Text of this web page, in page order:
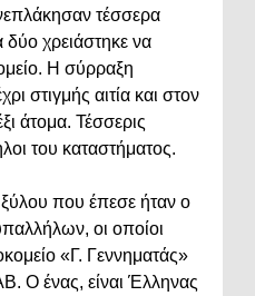
τέσσερα
χρειάστηκε να
Η σύρραξη
στιγμής αιτία και στον
άτομα. Τέσσερις
του καταστήματος.
που έπεσε ήταν ο
οι οποίοι
«Γ. Γεννηματάς»
Ο ένας, είναι Έλληνας